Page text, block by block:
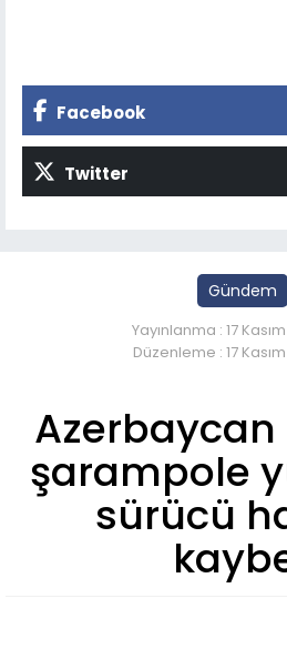
Facebook
Twitter
Gündem
Yayınlanma : 17
Düzenleme : 17
Azerbaycan
şarampole
sürücü